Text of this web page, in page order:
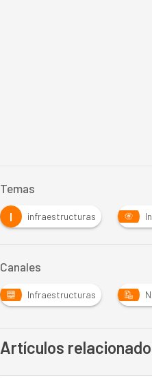
Temas
I infraestructuras
Canales
Infraestructuras
Artículos